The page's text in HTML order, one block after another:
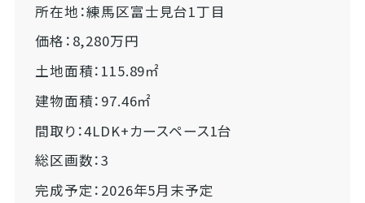
所在地：練馬区富士見台1丁目
価格：8,280万円
土地面積：115.89㎡
建物面積：97.46㎡
間取り：4LDK+カースペース1台
総区画数：3
完成予定：2026年5月末予定